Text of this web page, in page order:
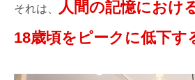
それは、
人間の記憶におけ
18歳頃をピークに低下す